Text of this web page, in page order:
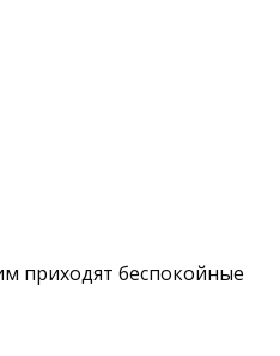
приходят беспокойные